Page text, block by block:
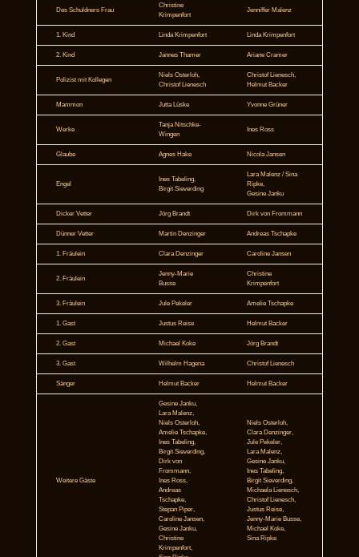
Des Schuldners Frau
Christine
Krimpenfort
Jenniffer Malenz
1. Kind Linda Krimpenfort Linda Krimpenfort
2. Kind Jannes Thamer Ariane Cramer
Polizist mit Kollegen
Niels Osterloh,
Christof Lienesch
Christof Lienesch,
Helmut Backer
Mammon Jutta Lüske Yvonne Grüner
Werke
Tanja Nitschke-
Wingen
Ines Ross
Glaube Agnes Hake Nicola Jansen
Engel
Ines Tabeling,
Birgit Sieverding
Lara Malenz / Sina
Ripke,
Gesine Janku
Dicker Vetter Jörg Brandt Dirk von Frommann
Dünner Vetter Martin Denzinger Andreas Tschapke
1. Fräulein Clara Denzinger Caroline Jansen
2. Fräulein
Jenny-Marie
Busse
Christine
Krimpenfort
3. Fräulein Jule Pekeler Amelie Tschapke
1. Gast Justus Reise Helmut Backer
2. Gast Michael Koke Jörg Brandt
3. Gast Wilhelm Hagena Christof Lienesch
Sänger Helmut Backer Helmut Backer
Weitere Gäste
Gesine Janku,
Lara Malenz,
Niels Osterloh,
Amelie Tschapke,
Ines Tabeling,
Birgit Sieverding,
Dirk von
Frommann,
Ines Ross,
Andreas
Tschapke,
Stepan Piper,
Caroline Jansen,
Gesine Janku,
Christine
Krimpenfort,
Niels Osterloh,
Clara Denzinger,
Jule Pekeler,
Lara Malenz,
Gesine Janku,
Ines Tabeling,
Birgit Sieverding,
Michaela Lienesch,
Christof Lienesch,
Justus Reise,
Jenny-Marie Busse,
Michael Koke,
Sina Ripke